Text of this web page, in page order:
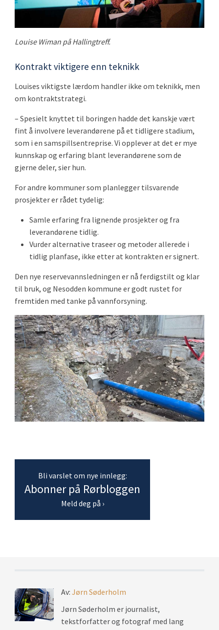
Louise Wiman på Hallingtreff.
Kontrakt viktigere enn teknikk
Louises viktigste lærdom handler ikke om teknikk, men
om kontraktstrategi.
– Spesielt knyttet til boringen hadde det kanskje vært
fint å involvere leverandørene på et tidligere stadium,
som i en samspillsentreprise. Vi opplever at det er mye
kunnskap og erfaring blant leverandørene som de
gjerne deler, sier hun.
For andre kommuner som planlegger tilsvarende
prosjekter er rådet tydelig:
Samle erfaring fra lignende prosjekter og fra
leverandørene tidlig.
Vurder alternative traseer og metoder allerede i
tidlig planfase, ikke etter at kontrakten er signert.
Den nye reservevannsledningen er nå ferdigstilt og klar
til bruk, og Nesodden kommune er godt rustet for
fremtiden med tanke på vannforsyning.
Bli varslet om nye innlegg:
Abonner på Rørbloggen
Meld deg på ›
Av: Jørn Søderholm
Jørn Søderholm er journalist,
tekstforfatter og fotograf med lang